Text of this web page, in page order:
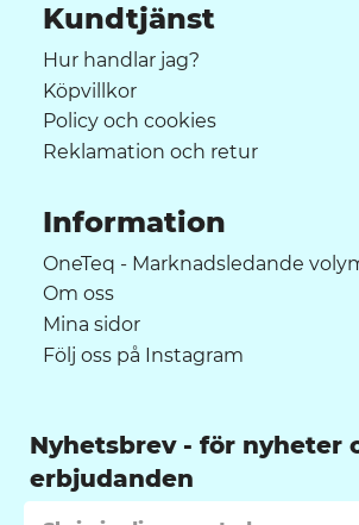
Kundtjänst
Hur handlar jag?
Köpvillkor
Policy och cookies
Reklamation och retur
Information
OneTeq - Marknadsledande
Om oss
Mina sidor
Följ oss på Instagram
Nyhetsbrev